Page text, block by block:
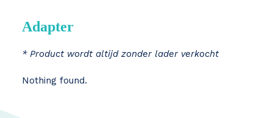
Adapter
* Product wordt altijd zonder lader verkocht
Nothing found.